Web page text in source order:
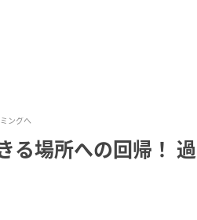
ングへ
る場所への回帰！ 過